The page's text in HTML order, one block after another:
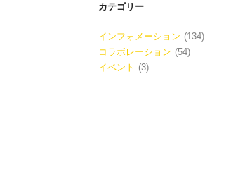
カテゴリー
インフォメーション (134)
コラボレーション (54)
イベント (3)